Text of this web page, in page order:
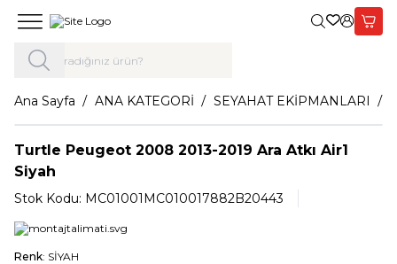
Giriş Yap,
Ana Sayfa ANA KATEGORİ SEYAHAT EKİPMANLARI
Turtle Peugeot 2008 2013-2019 Ara Atkı Air1
Siyah
Stok Kodu: MC01001MC010017882B20443
Renk: SİYAH